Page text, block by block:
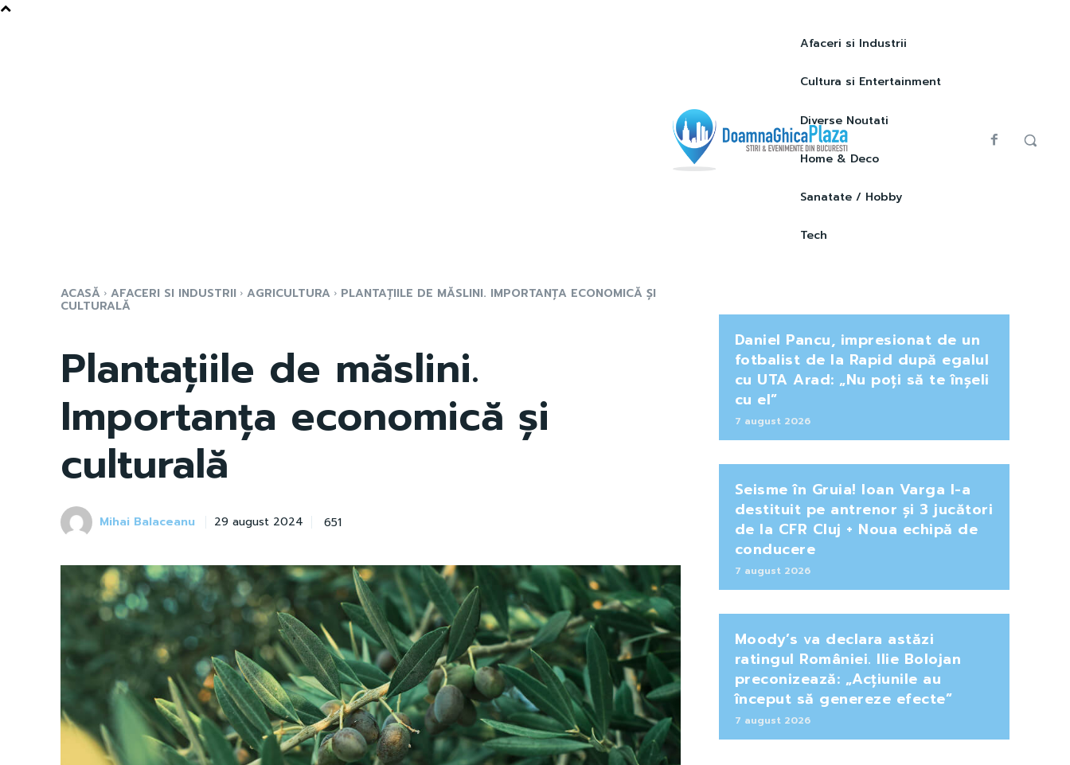
Afaceri si Industrii
Cultura si Entertainment
Diverse Noutati
Home & Deco
Sanatate / Hobby
Tech
ACASĂ AFACERI SI INDUSTRII AGRICULTURA PLANTAȚIILE DE MĂSLINI. IMPORTANȚA ECONOMICĂ ȘI
CULTURALĂ
Plantațiile de măslini.
Importanța economică și
culturală
Mihai Balaceanu 29 august 2024 651
Daniel Pancu, impresionat de un
fotbalist de la Rapid după egalul
cu UTA Arad: „Nu poți să te înșeli
cu el”
7 august 2026
Seisme în Gruia! Ioan Varga l-a
destituit pe antrenor și 3 jucători
de la CFR Cluj + Noua echipă de
conducere
7 august 2026
Moody’s va declara astăzi
ratingul României. Ilie Bolojan
preconizează: „Acțiunile au
început să genereze efecte”
7 august 2026